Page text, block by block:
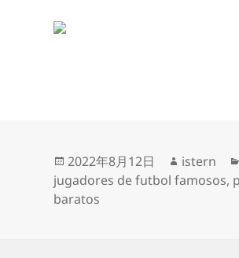
Publicado
el
2022年8月12日 Autor
istern
jugadores de futbol famosos,
baratos